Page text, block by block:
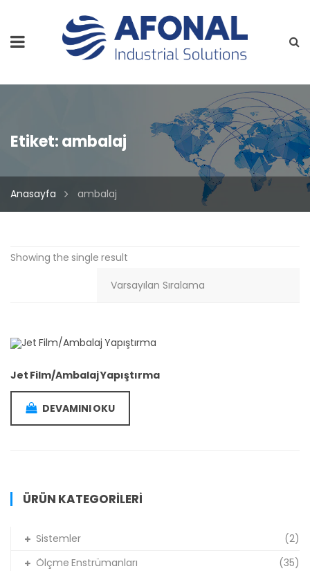
Etiket:ambalaj
Anasayfa ambalaj
Showing the single result
Jet Film/Ambalaj Yapıştırma
DEVAMINI OKU
ÜRÜN KATEGORILERI
Sistemler
(2)
Ölçme Enstrümanları
(35)